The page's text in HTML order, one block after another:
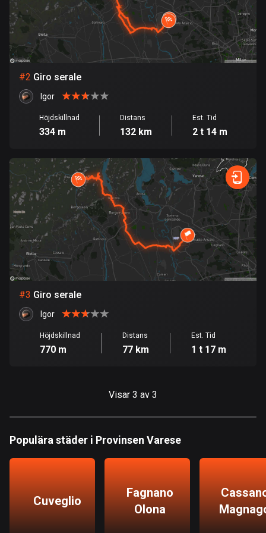
Bahrain
17 rutter
Bangladesh
409 rutter
Barbados
15 rutter
Belarus
Belgien
4904 rutter
Belize
17 rutter
Bhutan
3 rutter
Bolivia
Bosnien och Hercegovina
347 rutter
Bulgarien
723 rutter
#2 Giro serale
Igor
Höjdskillnad
334 m
Distans
132 km
Est. Tid
2 t 14 m
#3 Giro serale
Igor
Höjdskillnad
770 m
Distans
77 km
Est. Tid
1 t 17 m
Visar 3 av 3
Populära städer i Provinsen Varese
Cuveglio
Fagnano
Olona